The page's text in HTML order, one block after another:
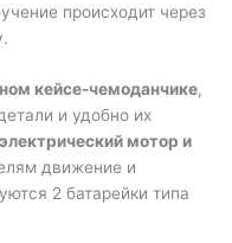
происходит через
кейсе-чемоданчике,
и удобно их
электрический мотор и
движение и
2 батарейки типа